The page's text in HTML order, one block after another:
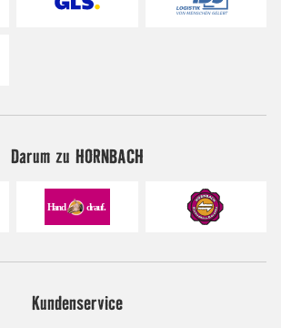
Darum zu HORNBACH
Kundenservice